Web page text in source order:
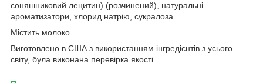
соняшниковий лецитин) (розчинений), натуральні
ароматизатори, хлорид натрію, сукралоза.
Містить молоко.
Виготовлено в США з використанням інгредієнтів з усього
світу, була виконана перевірка якості.